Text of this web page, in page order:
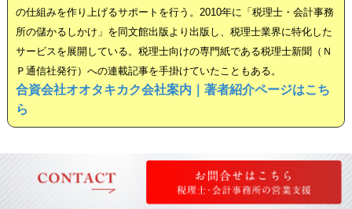
の仕組みを作り上げるサポートを行う。2010年に「税理士・会計事務
所の儲かるしかけ」を同文館出版より出版し、税理士業界に特化した
サービスを展開している。税理士向けの専門紙である税理士新聞（Ｎ
Ｐ通信社発行）への連載記事を手掛けていたこともある。
合資会社オオタキカク会社案内｜著者紹介ページはこち
ら